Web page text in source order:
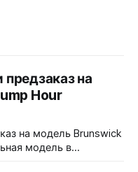
на
Hour
на модель Brunswick
модель в